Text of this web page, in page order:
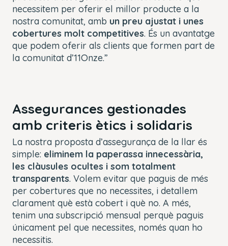
necessitem per oferir el millor producte a la
nostra comunitat, amb un preu ajustat i unes
cobertures molt competitives. És un avantatge
que podem oferir als clients que formen part de
la comunitat d’11Onze.”
Assegurances gestionades
amb criteris ètics i solidaris
La nostra proposta d’assegurança de la llar és
simple: eliminem la paperassa innecessària,
les clàusules ocultes i som totalment
transparents. Volem evitar que paguis de més
per cobertures que no necessites, i detallem
clarament què està cobert i què no. A més,
tenim una subscripció mensual perquè paguis
únicament pel que necessites, només quan ho
necessitis.